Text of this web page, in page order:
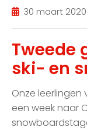
30 maart 2020
Tweede
ski- en
Onze leerlingen
een week naar